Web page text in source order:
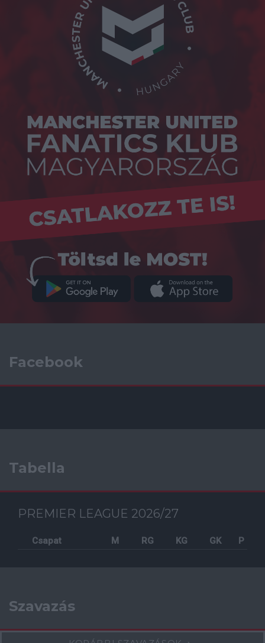
Facebook
Tabella
PREMIER LEAGUE 2026/27
Csapat M RG KG GK P
Szavazás